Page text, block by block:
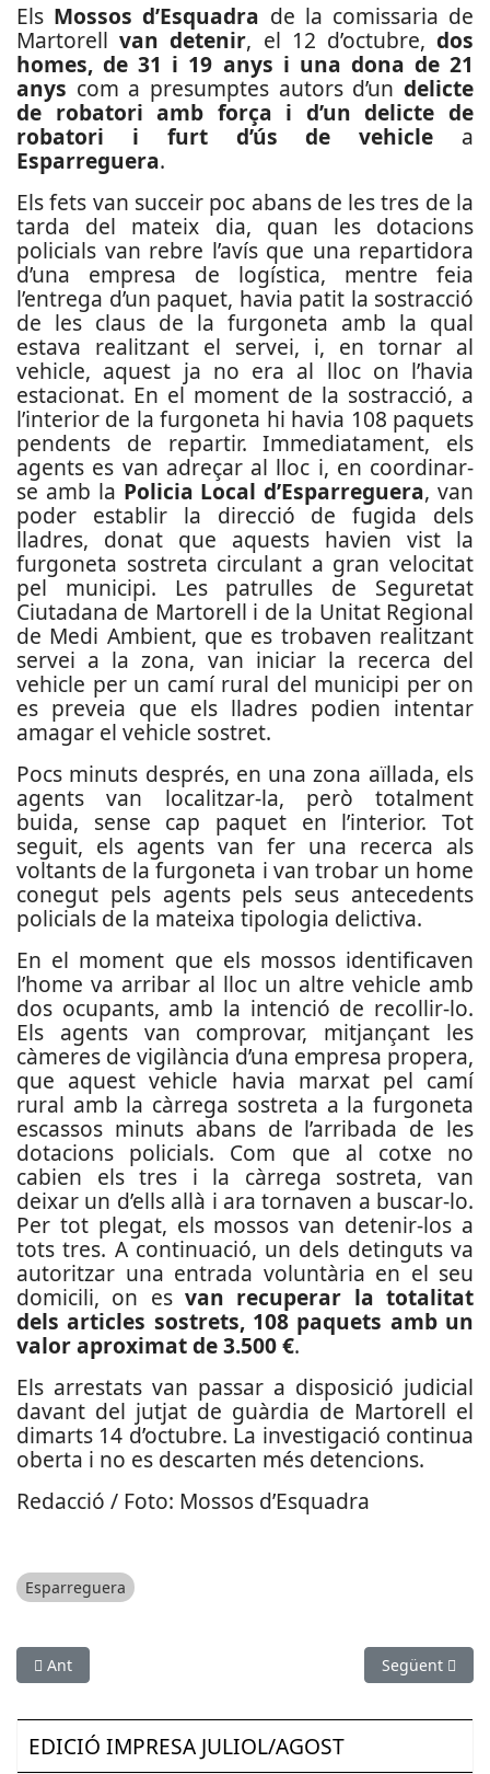
Els Mossos d’Esquadra de la comissaria de
Martorellvan detenir, el 12 d’octubre,dos
homes, de 31 i 19 anys i una dona de 21
anys com a presumptes autors d’undelicte
de robatori amb força i d’un delicte de
robatori i furt d’ús de vehicle a
Esparreguera.
Els fets van succeir poc abans de les tres de la
tarda del mateix dia, quan les dotacions
policials van rebre l’avís que una repartidora
d’una empresa de logística, mentre feia
l’entrega d’un paquet, havia patit la sostracció
de les claus de la furgoneta amb la qual
estava realitzant el servei, i, en tornar al
vehicle, aquest ja no era al lloc on l’havia
estacionat. En el moment de la sostracció, a
l’interior de la furgoneta hi havia 108 paquets
pendents de repartir. Immediatament, els
agents es van adreçar al lloc i, en coordinar-
se amb la Policia Local d’Esparreguera, van
poder establir la direcció de fugida dels
lladres, donat que aquests havien vist la
furgoneta sostreta circulant a gran velocitat
pel municipi. Les patrulles de Seguretat
Ciutadana de Martorell i de la Unitat Regional
de Medi Ambient, que es trobaven realitzant
servei a la zona, van iniciar la recerca del
vehicle per un camí rural del municipi per on
es preveia que els lladres podien intentar
amagar el vehicle sostret.
Pocs minuts després, en una zona aïllada, els
agents van localitzar-la, però totalment
buida, sense cap paquet en l’interior. Tot
seguit, els agents van fer una recerca als
voltants de la furgoneta i van trobar un home
conegut pels agents pels seus antecedents
policials de la mateixa tipologia delictiva.
En el moment que els mossos identificaven
l’home va arribar al lloc un altre vehicle amb
dos ocupants, amb la intenció de recollir-lo.
Els agents van comprovar, mitjançant les
càmeres de vigilància d’una empresa propera,
que aquest vehicle havia marxat pel camí
rural amb la càrrega sostreta a la furgoneta
escassos minuts abans de l’arribada de les
dotacions policials. Com que al cotxe no
cabien els tres i la càrrega sostreta, van
deixar un d’ells allà i ara tornaven a buscar-lo.
Per tot plegat, els mossos van detenir-los a
tots tres. A continuació, un dels detinguts va
autoritzar una entrada voluntària en el seu
domicili, on es van recuperar la totalitat
dels articles sostrets, 108 paquets amb un
valor aproximat de 3.500 €.
Els arrestats van passar a disposició judicial
davant del jutjat de guàrdia de Martorell el
dimarts 14 d’octubre. La investigació continua
oberta i no es descarten més detencions.
Redacció / Foto: Mossos d’Esquadra
Esparreguera
Article anterior: El Mossos d’Esquadra reforcen la seguretat
Ant Article
Següent
EDICIÓ IMPRESA JULIOL/AGOST